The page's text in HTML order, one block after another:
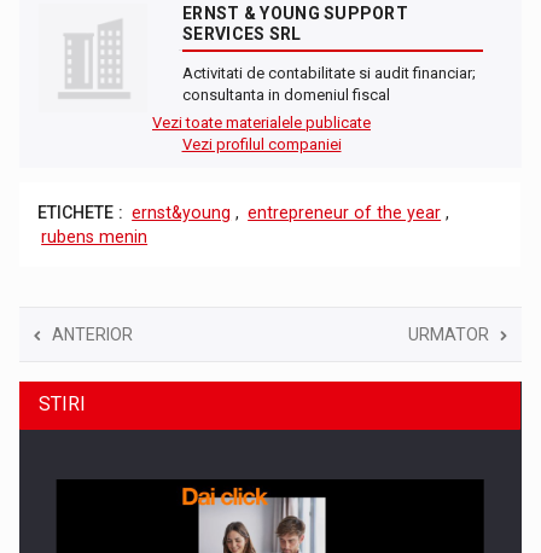
ERNST & YOUNG SUPPORT
SERVICES SRL
Activitati de contabilitate si audit financiar;
consultanta in domeniul fiscal
Vezi toate materialele publicate
Vezi profilul companiei
ETICHETE : ernst&young , entrepreneur of the year ,
rubens menin
ANTERIOR URMATOR
STIRI